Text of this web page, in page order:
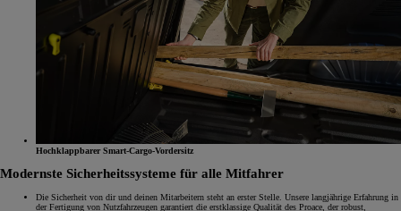
Hochklappbarer Smart-Cargo-Vordersitz
Modernste Sicherheitssysteme für alle Mitfahrer
Die Sicherheit von dir und deinen Mitarbeitern steht an erster Stelle. Unsere langjährige Erfahrung in
der Fertigung von Nutzfahrzeugen garantiert die erstklassige Qualität des Proace, der robust,